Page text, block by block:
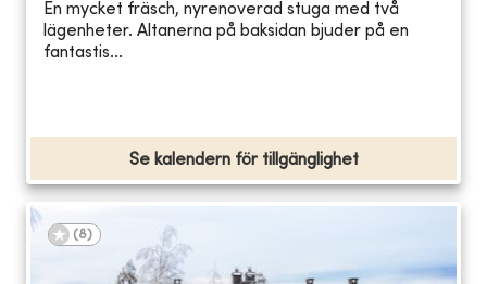
En mycket fräsch, nyrenoverad stuga med två
lägenheter. Altanerna på baksidan bjuder på en
fantastis...
Se kalendern för tillgänglighet
(8)